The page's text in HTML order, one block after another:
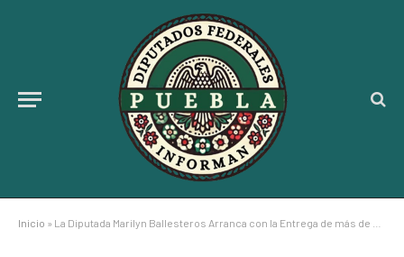
Inicio » La Diputada Marilyn Ballesteros Arranca con la Entrega de más de 400 mil Libros de Texto Gratuitos en Teziutlán